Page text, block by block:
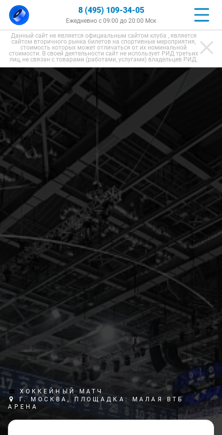
8 (495) 109-34-05
Ежедневно с 09:00 до 20:00 Мск
Данный сайт не является официальным сайтом клуба , является
сайтом вторичного рынка билетов на спортивные мероприятия,
стоимость которых может отличаться от их номинальной
стоимости. В своей деятельности сайт не использует РИД третьих
лиц, не связан с товарами (работами, услугами) владельцев РИД.
ХОККЕЙНЫЙ МАТЧ
Г. МОСКВА, ПЛОЩАДКА: МАЛАЯ ВТБ
АРЕНА